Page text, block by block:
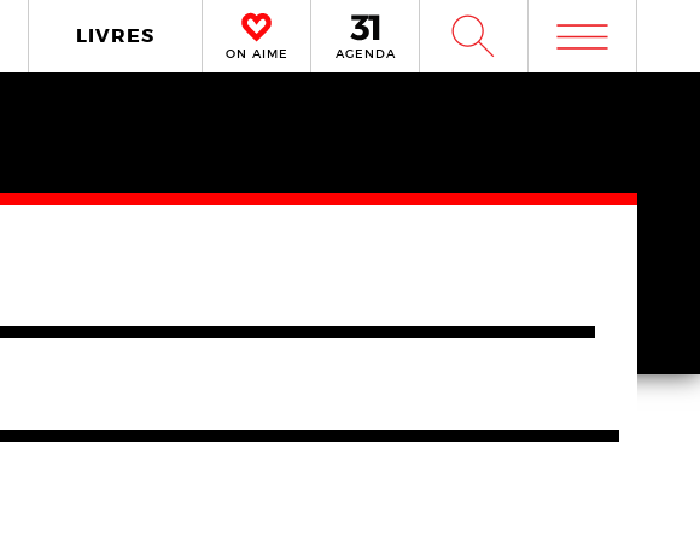
LIVRES
ON AIME AGENDA W m